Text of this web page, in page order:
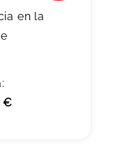
en la
€